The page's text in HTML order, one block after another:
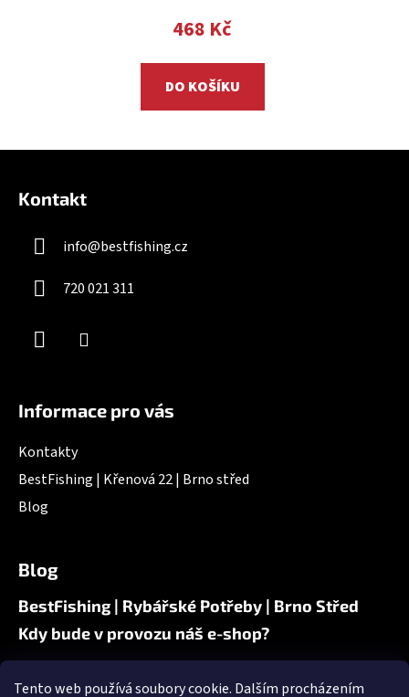
Tento web používá soubory cookie. Dalším procházením
468 Kč
DO KOŠÍKU
Kontakt
info@bestfishing.cz
720 021 311
Informace pro vás
Kontakty
BestFishing | Křenová 22 | Brno střed
Blog
Blog
BestFishing | Rybářské Potřeby | Brno Střed
Kdy bude v provozu náš e-shop?